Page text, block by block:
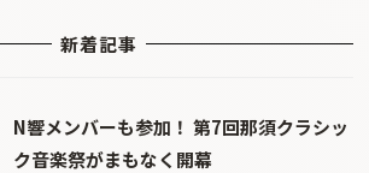
新着記事
N響メンバーも参加！ 第7回那須クラシッ
ク音楽祭がまもなく開幕